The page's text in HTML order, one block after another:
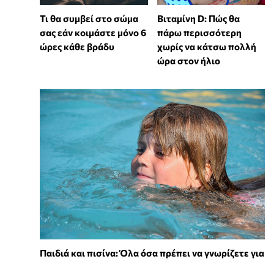
Τι θα συμβεί στο σώμα
σας εάν κοιμάστε μόνο 6
ώρες κάθε βράδυ
Βιταμίνη D: Πώς θα
πάρω περισσότερη
χωρίς να κάτσω πολλή
ώρα στον ήλιο
Παιδιά και πισίνα: Όλα όσα πρέπει να γνωρίζετε για